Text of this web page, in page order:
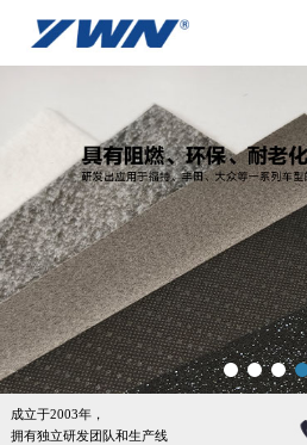
成立于2003年，
拥有独立研发团队和生产线